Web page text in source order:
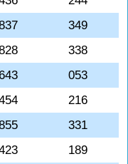
349
338
053
216
331
189